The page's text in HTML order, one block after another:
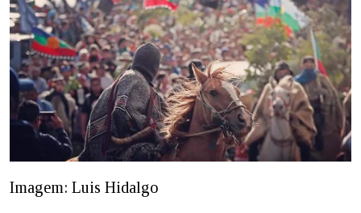
Imagem: Luis Hidalgo